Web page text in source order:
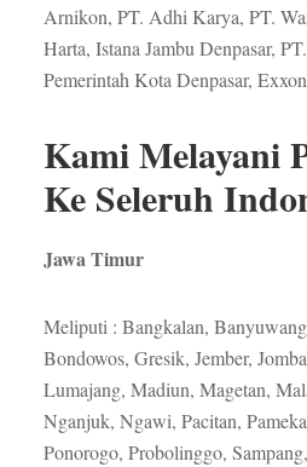
Arnikon, PT. Adhi Karya, PT.
Harta, Istana Jambu Denpasar,
Pemerintah Kota Denpasar,
Kami Melayani
Ke Seleruh
Jawa Timur
Meliputi : Bangkalan,
Bondowos, Gresik, Jember,
Lumajang, Madiun, Magetan,
Nganjuk, Ngawi, Pacitan,
Ponorogo, Probolinggo,